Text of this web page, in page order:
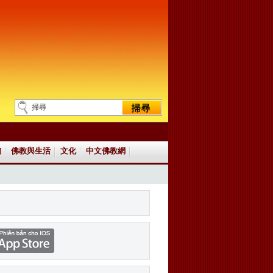
佛教與生活 文化 中文佛教網